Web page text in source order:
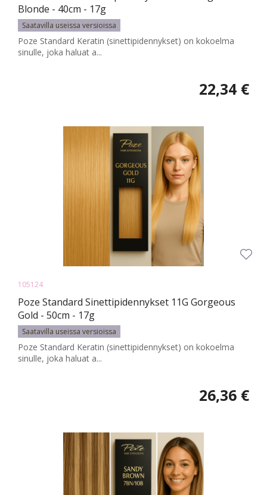
Blonde - 40cm - 17g
Saatavilla useissa versioissa
Poze Standard Keratin (sinettipidennykset) on kokoelma
sinulle, joka haluat a...
22,34 €
105124
Poze Standard Sinettipidennykset 11G Gorgeous
Gold - 50cm - 17g
Saatavilla useissa versioissa
Poze Standard Keratin (sinettipidennykset) on kokoelma
sinulle, joka haluat a...
26,36 €